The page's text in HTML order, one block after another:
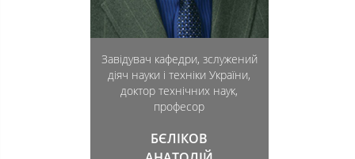
Завідувач кафедри, зслужений
діяч науки і техніки України,
доктор технічних наук,
професор
БЄЛІКОВ